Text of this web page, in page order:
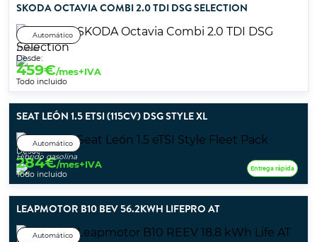
SKODA OCTAVIA COMBI 2.0 TDI DSG SELECTION
Automático
Diésel
Desde:
459€/mes+IVA
Todo incluido
SEAT LEÓN 1.5 ETSI (115CV) DSG STYLE XL
Automático
Híbrido gasolina
Desde:
284€/mes+IVA
Todo incluido
Entrega rápida
LEAPMOTOR B10 BEV 56.2KWH LIFEPRO AT
Automático